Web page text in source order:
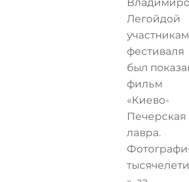
Легойдой
участникам
фестиваля
был
фильм
«Киево-
Печерская
лавра.